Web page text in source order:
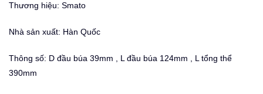
Thương hiệu: Smato
Nhà sản xuất: Hàn Quốc
Thông số: D đầu búa 39mm , L đầu búa 124mm , L tổng thể
390mm